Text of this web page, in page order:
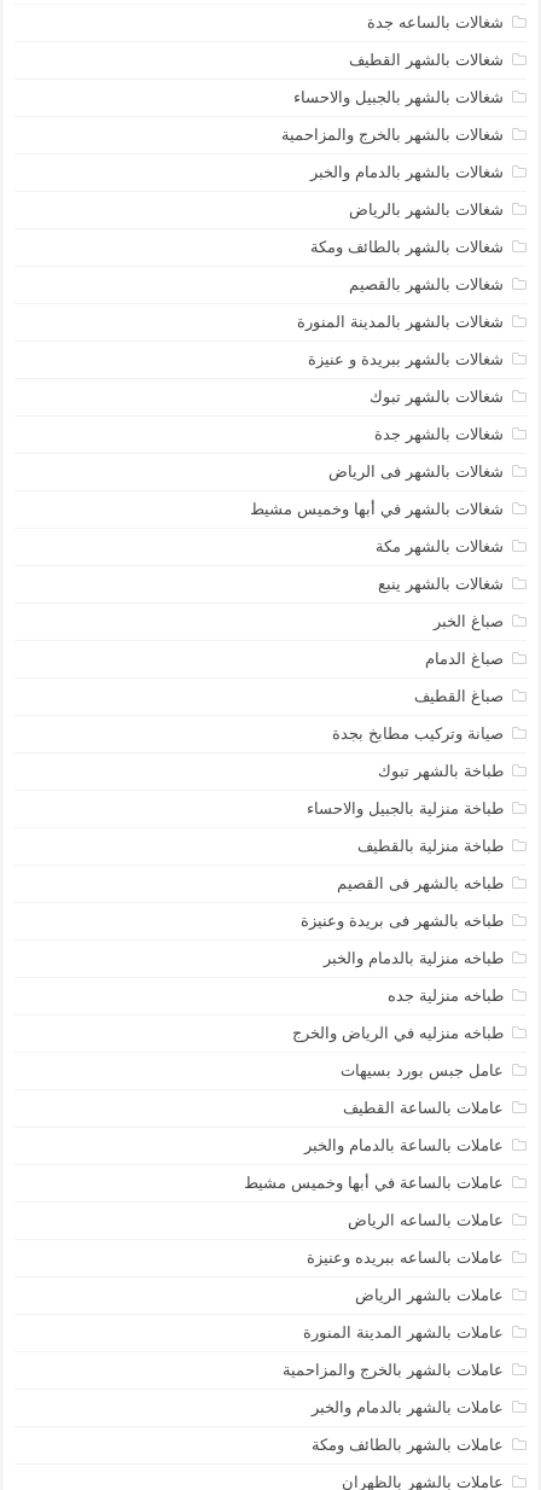
شغالات بالساعه جدة
شغالات بالشهر القطيف
شغالات بالشهر بالجبيل والاحساء
شغالات بالشهر بالخرج والمزاحمية
شغالات بالشهر بالدمام والخبر
شغالات بالشهر بالرياض
شغالات بالشهر بالطائف ومكة
شغالات بالشهر بالقصيم
شغالات بالشهر بالمدينة المنورة
شغالات بالشهر ببريدة و عنيزة
شغالات بالشهر تبوك
شغالات بالشهر جدة
شغالات بالشهر فى الرياض
شغالات بالشهر في أبها وخميس مشيط
شغالات بالشهر مكة
شغالات بالشهر ينبع
صباغ الخبر
صباغ الدمام
صباغ القطيف
صيانة وتركيب مطابخ بجدة
طباخة بالشهر تبوك
طباخة منزلية بالجبيل والاحساء
طباخة منزلية بالقطيف
طباخه بالشهر فى القصيم
طباخه بالشهر فى بريدة وعنيزة
طباخه منزلية بالدمام والخبر
طباخه منزلية جده
طباخه منزليه في الرياض والخرج
عامل جبس بورد بسيهات
عاملات بالساعة القطيف
عاملات بالساعة بالدمام والخبر
عاملات بالساعة في أبها وخميس مشيط
عاملات بالساعه الرياض
عاملات بالساعه ببريده وعنيزة
عاملات بالشهر الرياض
عاملات بالشهر المدينة المنورة
عاملات بالشهر بالخرج والمزاحمية
عاملات بالشهر بالدمام والخبر
عاملات بالشهر بالطائف ومكة
عاملات بالشهر بالظهران